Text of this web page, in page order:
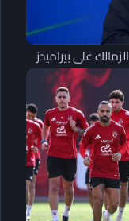
على بيراميدز